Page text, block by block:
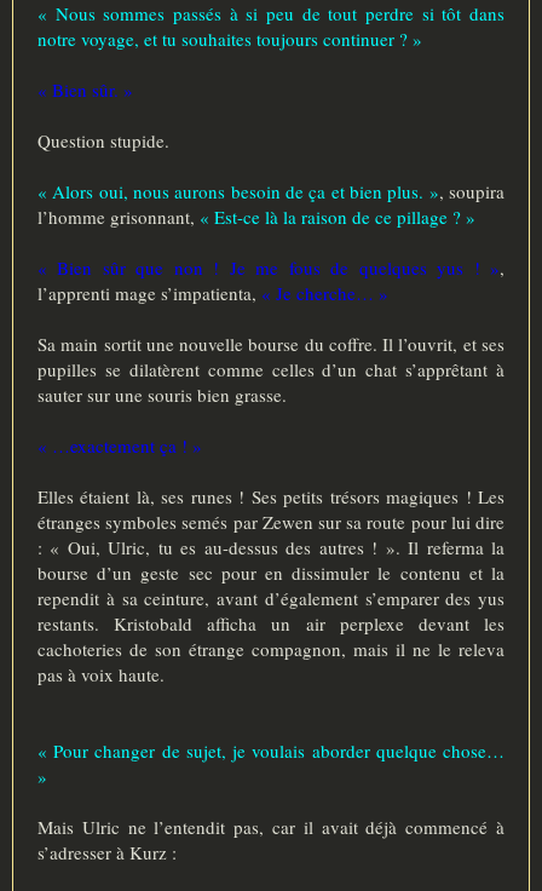
« Nous sommes passés à si peu de tout perdre si tôt dans
notre voyage, et tu souhaites toujours continuer ? »
« Bien sûr. »
Question stupide.
« Alors oui, nous aurons besoin de ça et bien plus. », soupira
l’homme grisonnant, « Est-ce là la raison de ce pillage ? »
« Bien sûr que non ! Je me fous de quelques yus ! »,
l’apprenti mage s’impatienta, « Je cherche… »
Sa main sortit une nouvelle bourse du coffre. Il l’ouvrit, et ses
pupilles se dilatèrent comme celles d’un chat s’apprêtant à
sauter sur une souris bien grasse.
« …exactement ça ! »
Elles étaient là, ses runes ! Ses petits trésors magiques ! Les
étranges symboles semés par Zewen sur sa route pour lui dire
: « Oui, Ulric, tu es au-dessus des autres ! ». Il referma la
bourse d’un geste sec pour en dissimuler le contenu et la
rependit à sa ceinture, avant d’également s’emparer des yus
restants. Kristobald afficha un air perplexe devant les
cachoteries de son étrange compagnon, mais il ne le releva
pas à voix haute.
« Pour changer de sujet, je voulais aborder quelque chose…
»
Mais Ulric ne l’entendit pas, car il avait déjà commencé à
s’adresser à Kurz :